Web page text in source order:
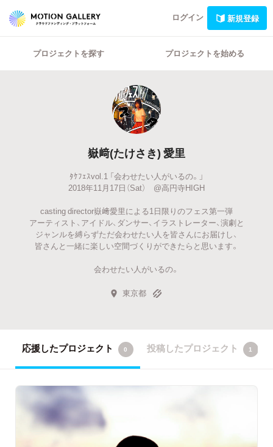
ログイン 新規登録
プロジェクトを探す プロジェクトを始める
嶽﨑(たけさき) 愛里
ﾀｹﾌｪｽvol.1 「会わせたい人がいるの。」
2018年11月17日（Sat） @高円寺HIGH
casting director嶽﨑愛里による1日限りのフェス第一弾
アーティスト、アイドル、ダンサー、イラストレーター、演劇と
ジャンルを縛らずただ会わせたい人を皆さんにお届けし、
皆さんと一緒に楽しい空間づくりができたらと思います。
会わせたい人がいるの。
東京都
応援したプロジェクト 0 投稿したプロジェクト 1